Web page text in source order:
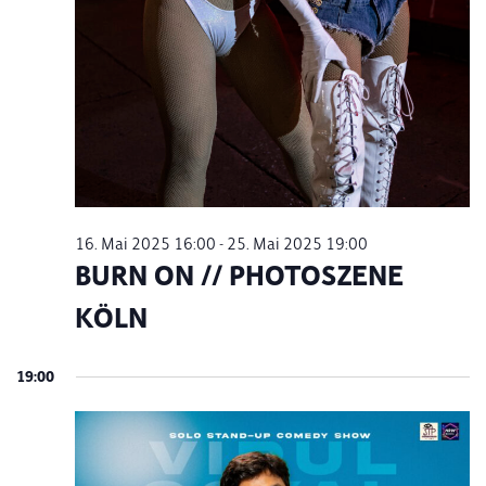
BURN ON // PHOTOSZENE
KÖLN
16. Mai 2025 16:00 - 25. Mai 2025 19:00
19:00